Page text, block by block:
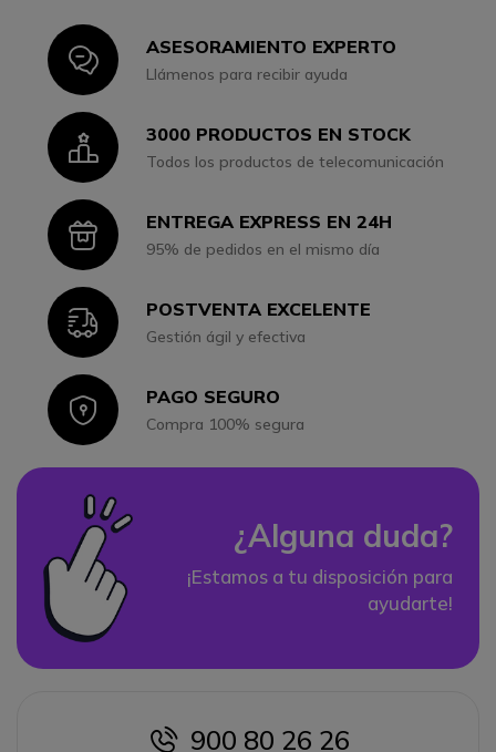
IconASESORAMIENTO EXPERTO
Llámenos para recibir ayuda
Icon3000 PRODUCTOS EN STOCK
Todos los productos de telecomunicación
IconENTREGA EXPRESS EN 24H
95% de pedidos en el mismo día
IconPOSTVENTA EXCELENTE
Gestión ágil y efectiva
IconPAGO SEGURO
Compra 100% segura
¿Alguna duda?
¡Estamos a tu disposición para
ayudarte!
icon
900 80 26 26